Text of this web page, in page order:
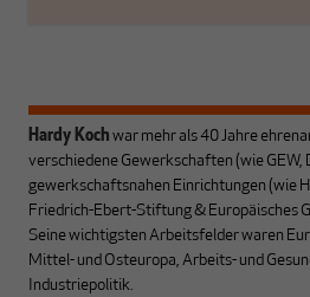
Hardy Koch war mehr als 40 Jahre
verschiedene Gewerkschaften (wie GEW,
gewerkschaftsnahen Einrichtungen (wie
Friedrich-Ebert-Stiftung & Europäisches
Seine wichtigsten Arbeitsfelder waren
Mittel- und Osteuropa, Arbeits- und
Industriepolitik.